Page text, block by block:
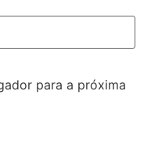
para a próxima